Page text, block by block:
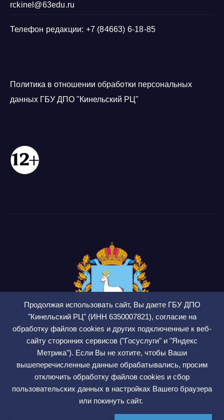
Продолжая использовать сайт, Вы даете ГБУ ДПО
"Кинельский РЦ" (ИНН 6350007821), согласие на
обработку файлов cookies и других подключенные к веб-
сайту сторонних сервисов ("Госуслуги" и "Яндекс
Метрика"). Если Вы не хотите, чтобы Ваши
вышеперечисленные данные обрабатывались, просим
отключить обработку файлов cookies и сбор
пользовательских данных в настройках Вашего браузера
или покинуть сайт.
rckinel@63edu.ru
Телефон редакции: +7 (84663) 6-18-85
Политика в отношении обработки персональных
данных ГБУ ДПО "Кинельский РЦ"
ГБУ ДПО Кинельский
РЦ
СМИ ЭЛ № ФС 77 — 75564